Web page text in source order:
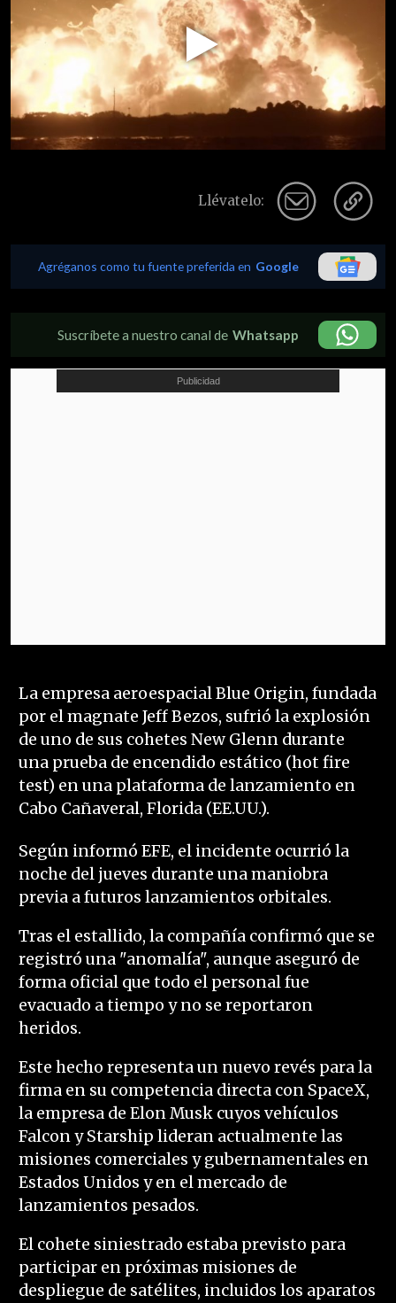
Play
Video
Llévatelo:
Agréganos como tu fuente preferida en Google
Suscríbete a nuestro canal de Whatsapp
La empresa aeroespacial Blue Origin, fundada
por el magnate Jeff Bezos, sufrió la explosión
de uno de sus cohetes New Glenn durante
una prueba de encendido estático (hot fire
test) en una plataforma de lanzamiento en
Cabo Cañaveral, Florida (EE.UU.).
Según informó EFE, el incidente ocurrió la
noche del jueves durante una maniobra
previa a futuros lanzamientos orbitales.
Tras el estallido, la compañía confirmó que se
registró una "anomalía", aunque aseguró de
forma oficial que todo el personal fue
evacuado a tiempo y no se reportaron
heridos.
Este hecho representa un nuevo revés para la
firma en su competencia directa con SpaceX,
la empresa de Elon Musk cuyos vehículos
Falcon y Starship lideran actualmente las
misiones comerciales y gubernamentales en
Estados Unidos y en el mercado de
lanzamientos pesados.
El cohete siniestrado estaba previsto para
participar en próximas misiones de
despliegue de satélites, incluidos los aparatos